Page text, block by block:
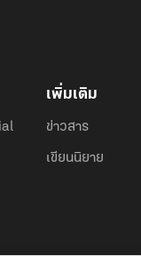
เพิ่มเติม
ข่าวสาร
เขียนนิยาย